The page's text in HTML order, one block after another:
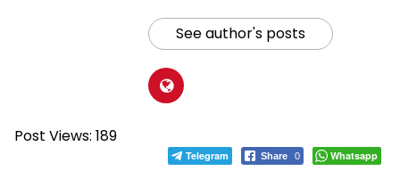
See author's posts
Post Views: 189
Telegram Share 0 Whatsapp